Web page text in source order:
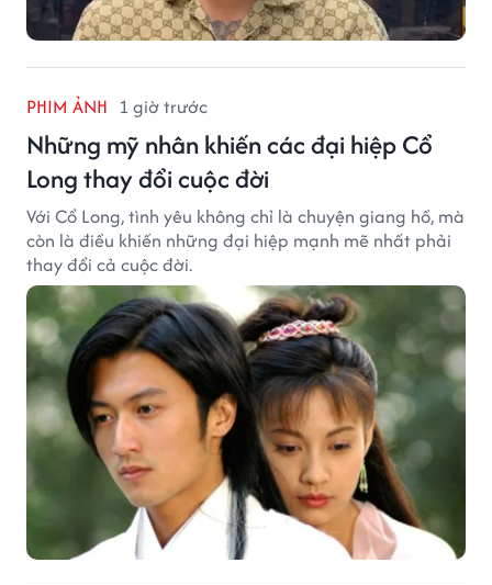
PHIM ẢNH 1 giờ trước
Những mỹ nhân khiến các đại hiệp Cổ
Long thay đổi cuộc đời
Với Cổ Long, tình yêu không chỉ là chuyện giang hồ, mà
còn là điều khiến những đại hiệp mạnh mẽ nhất phải
thay đổi cả cuộc đời.